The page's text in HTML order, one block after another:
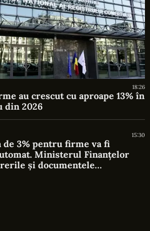
18:26
au crescut cu aproape 13% în
din 2026
15:30
de 3% pentru firme va fi
Ministerul Finanțelor
și documentele